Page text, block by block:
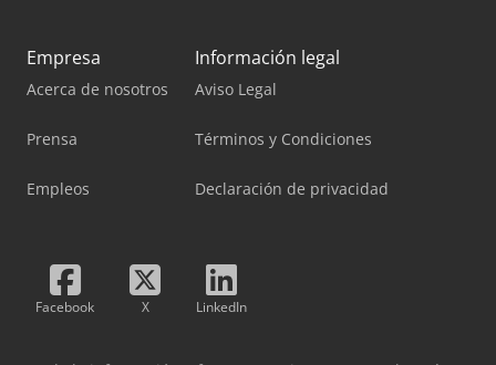
Empresa
Acerca de nosotros
Prensa
Empleos
Información legal
Aviso Legal
Términos y Condiciones
Declaración de privacidad
Facebook X LinkedIn